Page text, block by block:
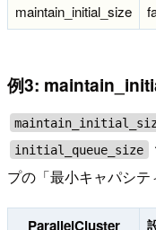
maintain_initial_size
例3:
initial_queue_size
プの「最小キャパシテ
ParallelCluster